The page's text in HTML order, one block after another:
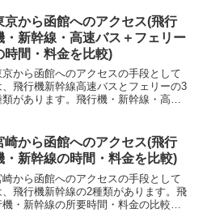
円新幹線11時間39分38,600円高速
ス...
京から函館へのアクセス(飛行
・新幹線・高速バス＋フェリー
時間・料金を比較)
京から函館へのアクセスの手段として
、飛行機新幹線高速バスとフェリーの3
類があります。飛行機・新幹線・高速
円新幹線4時間31分23,010円高速バ
と...
崎から函館へのアクセス(飛行
・新幹線の時間・料金を比較)
崎から函館へのアクセスの手段として
、飛行機新幹線の2種類があります。飛
機・新幹線の所要時間・料金の比較交